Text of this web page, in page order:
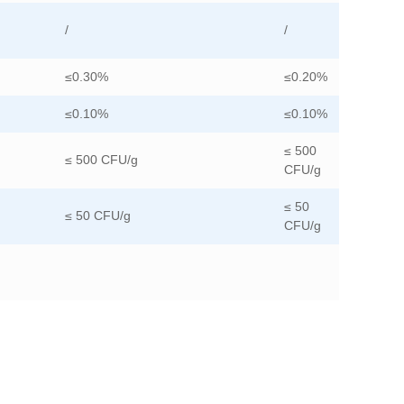
/ /
≤0.30% ≤0.20%
≤0.10% ≤0.10%
≤ 500 CFU/g
≤ 500
CFU/g
≤ 50 CFU/g
≤ 50
CFU/g